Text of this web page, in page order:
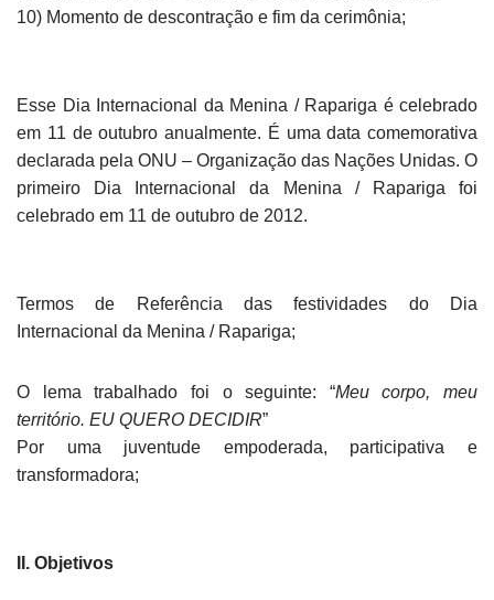
10) Momento de descontração e fim da cerimônia;
Esse Dia Internacional da Menina / Rapariga é celebrado
em 11 de outubro anualmente. É uma data comemorativa
declarada pela ONU – Organização das Nações Unidas. O
primeiro Dia Internacional da Menina / Rapariga foi
celebrado em 11 de outubro de 2012.
Termos de Referência das festividades do Dia
Internacional da Menina / Rapariga;
O lema trabalhado foi o seguinte: “Meu corpo, meu
território. EU QUERO DECIDIR”
Por uma juventude empoderada, participativa e
transformadora;
II. Objetivos